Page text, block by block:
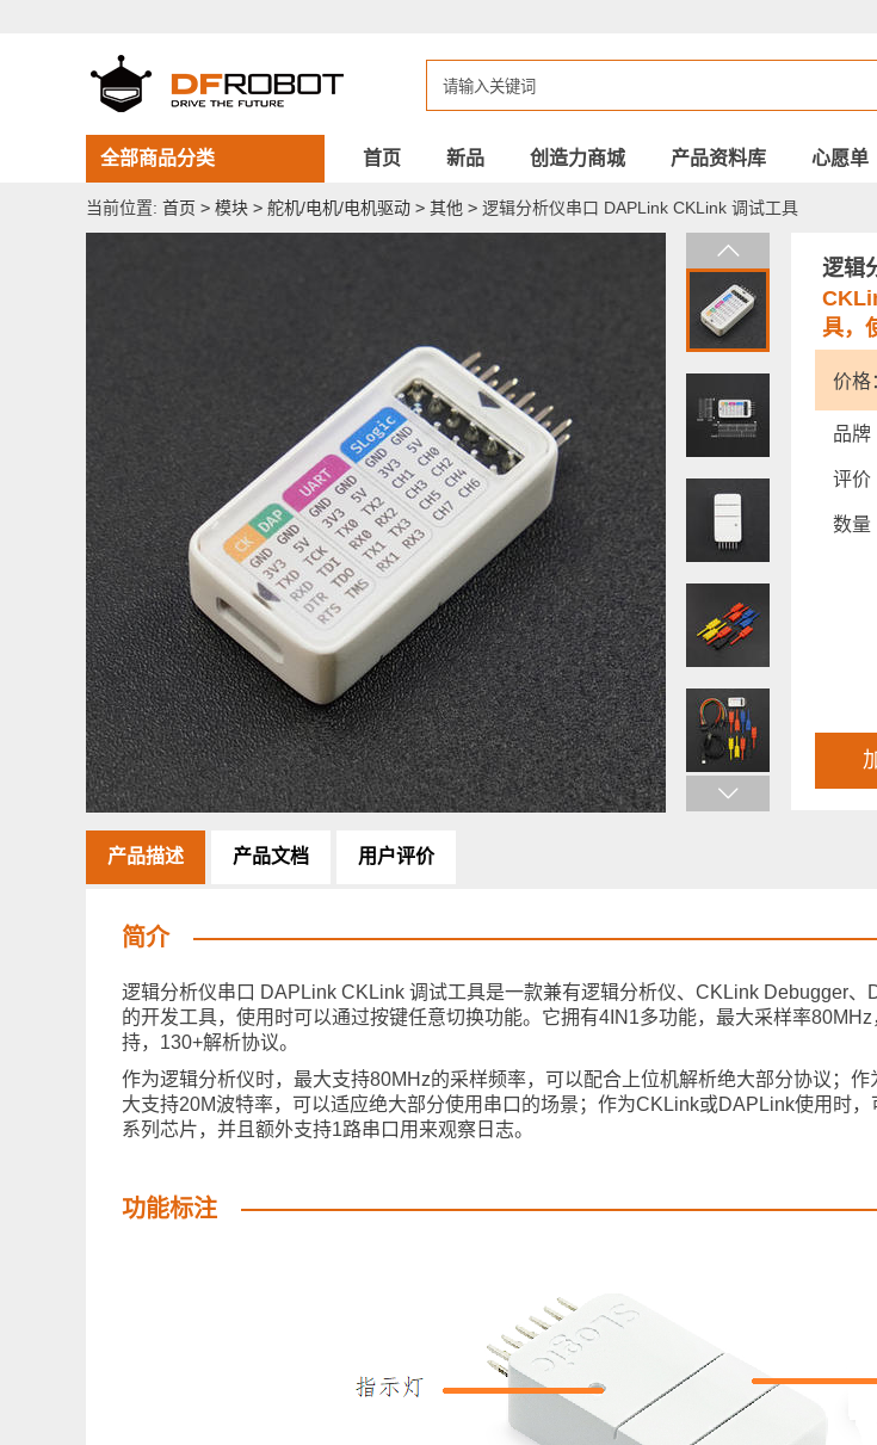
DAPLink
CKLink
全部商品分类 首页 新品 创造力商城 产品资料库 心愿单
当前位置: 首页 > 模块 > 舵机/电机/电机驱动 > 其他 > 逻辑分析仪串口 DAPLink CKLink 调试工具
逻辑
具，
价格
品牌
评价
数量
产品描述 产品文档 用户评价
简介
逻辑分析仪串口 DAPLink CKLink 调试工具是一款兼有逻辑分析仪、CKLink Debugger
的开发工具，使用时可以通过按键任意切换功能。它拥有4IN1多功能，最大采样率
持，130+解析协议。
作为逻辑分析仪时，最大支持80MHz的采样频率，可以配合上位机解析绝大部分协议；
大支持20M波特率，可以适应绝大部分使用串口的场景；作为CKLink或DAPLink使用时
系列芯片，并且额外支持1路串口用来观察日志。
功能标注